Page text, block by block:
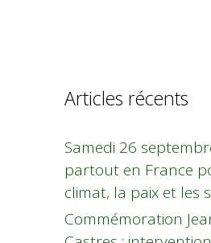
Articles récents
Samedi 26
partout en France
climat, la paix et les
Commémoration